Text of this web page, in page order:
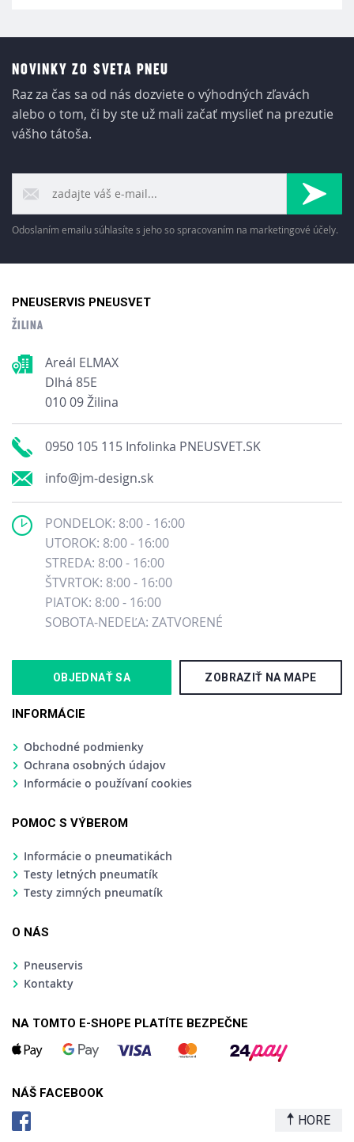
NOVINKY ZO SVETA PNEU
Raz za čas sa od nás dozviete o výhodných zľavách
alebo o tom, či by ste už mali začať myslieť na prezutie
vášho tátoša.
Odoslaním emailu súhlasíte s jeho so spracovaním na marketingové účely.
PNEUSERVIS PNEUSVET
ŽILINA
Areál ELMAX
Dlhá 85E
010 09 Žilina
0950 105 115 Infolinka PNEUSVET.SK
info@jm-design.sk
PONDELOK: 8:00 - 16:00
UTOROK: 8:00 - 16:00
STREDA: 8:00 - 16:00
ŠTVRTOK: 8:00 - 16:00
PIATOK: 8:00 - 16:00
SOBOTA-NEDEĽA: ZATVORENÉ
OBJEDNAŤ SA ZOBRAZIŤ NA MAPE
INFORMÁCIE
Obchodné podmienky
Ochrana osobných údajov
Informácie o používaní cookies
POMOC S VÝBEROM
Informácie o pneumatikách
Testy letných pneumatík
Testy zimných pneumatík
O NÁS
Pneuservis
Kontakty
NA TOMTO E-SHOPE PLATÍTE BEZPEČNE
NÁŠ FACEBOOK
HORE